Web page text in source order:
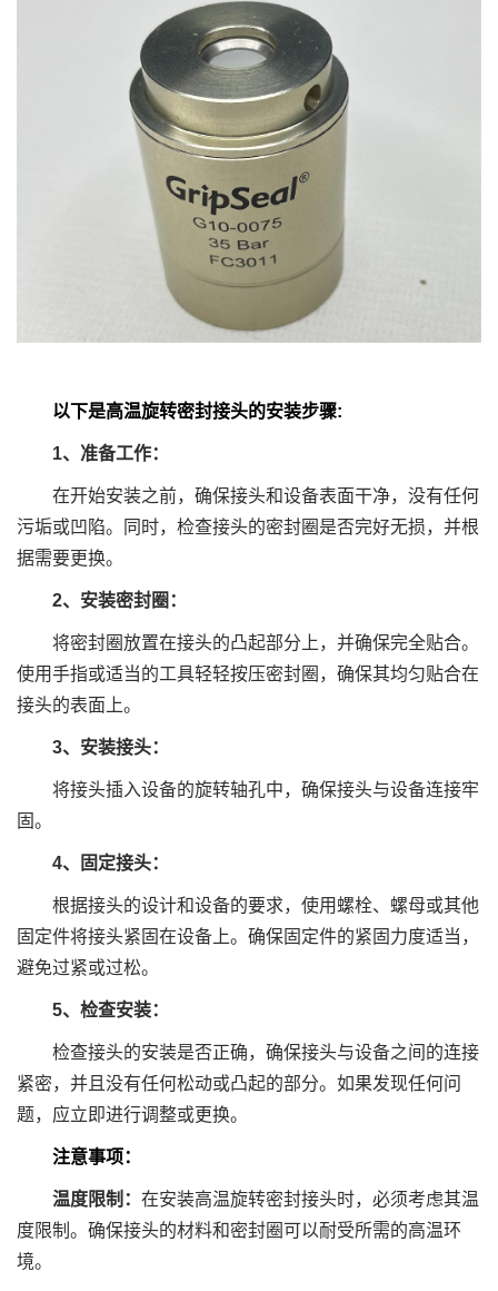
以下是高温旋转密封接头的安装步骤:
1、准备工作：
在开始安装之前，确保接头和设备表面干净，没有任何
污垢或凹陷。同时，检查接头的密封圈是否完好无损，并根
据需要更换。
2、安装密封圈：
将密封圈放置在接头的凸起部分上，并确保完全贴合。
使用手指或适当的工具轻轻按压密封圈，确保其均匀贴合在
接头的表面上。
3、安装接头：
将接头插入设备的旋转轴孔中，确保接头与设备连接牢
固。
4、固定接头：
根据接头的设计和设备的要求，使用螺栓、螺母或其他
固定件将接头紧固在设备上。确保固定件的紧固力度适当，
避免过紧或过松。
5、检查安装：
检查接头的安装是否正确，确保接头与设备之间的连接
紧密，并且没有任何松动或凸起的部分。如果发现任何问
题，应立即进行调整或更换。
注意事项：
温度限制： 在安装高温旋转密封接头时，必须考虑其温
度限制。确保接头的材料和密封圈可以耐受所需的高温环
境。